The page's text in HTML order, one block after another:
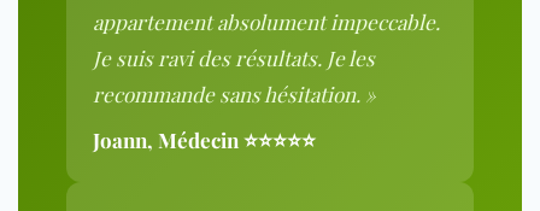
appartement absolument impeccable.
Je suis ravi des résultats. Je les
recommande sans hésitation. »
Joann, Médecin ⭐⭐⭐⭐⭐